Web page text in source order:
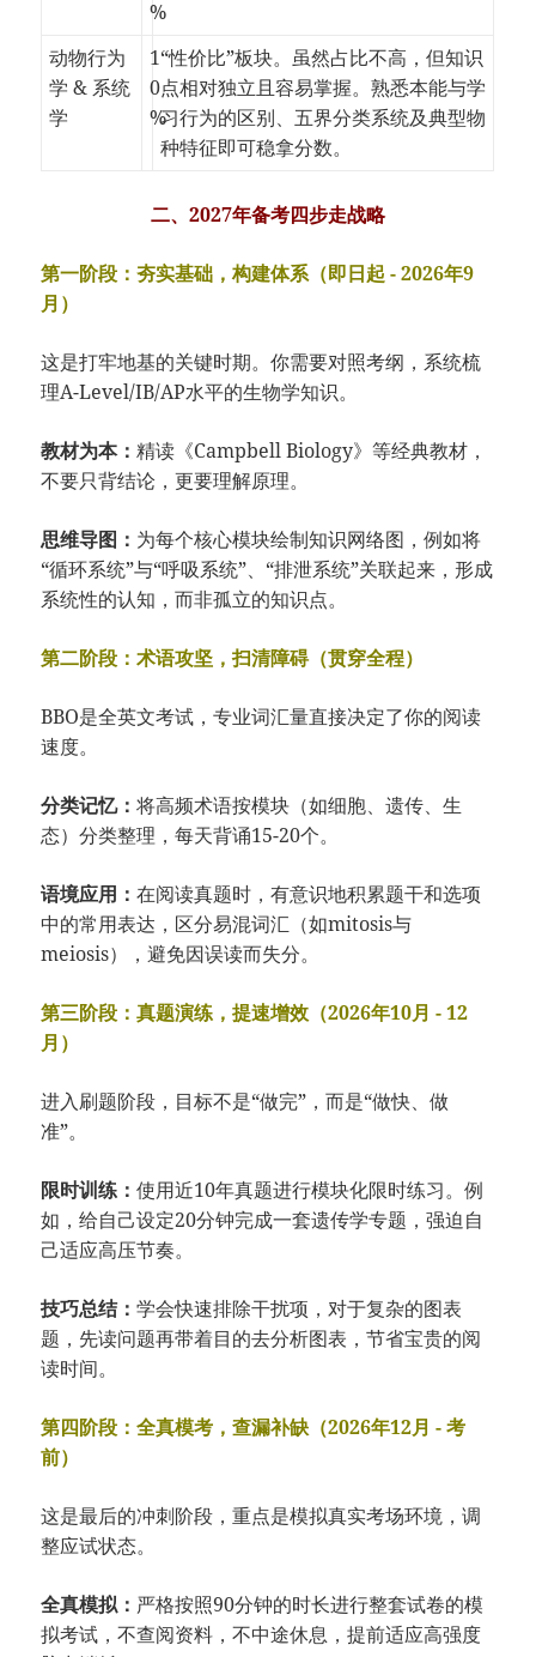
%
动物行为
学 & 系统
学
1
0
%
“性价比”板块。虽然占比不高，但知识
点相对独立且容易掌握。熟悉本能与学
习行为的区别、五界分类系统及典型物
种特征即可稳拿分数。
二、2027年备考四步走战略
第一阶段：夯实基础，构建体系（即日起 - 2026年9
月）
这是打牢地基的关键时期。你需要对照考纲，系统梳
理A-Level/IB/AP水平的生物学知识。
教材为本：精读《Campbell Biology》等经典教材，
不要只背结论，更要理解原理。
思维导图： 为每个核心模块绘制知识网络图，例如将
“循环系统”与“呼吸系统”、“排泄系统”关联起来，形成
系统性的认知，而非孤立的知识点。
第二阶段：术语攻坚，扫清障碍（贯穿全程）
BBO是全英文考试，专业词汇量直接决定了你的阅读
速度。
分类记忆：将高频术语按模块（如细胞、遗传、生
态）分类整理，每天背诵15-20个。
语境应用：在阅读真题时，有意识地积累题干和选项
中的常用表达，区分易混词汇（如mitosis与
meiosis），避免因误读而失分。
第三阶段：真题演练，提速增效（2026年10月 - 12
月）
进入刷题阶段，目标不是“做完”，而是“做快、做
准”。
限时训练：使用近10年真题进行模块化限时练习。例
如，给自己设定20分钟完成一套遗传学专题，强迫自
己适应高压节奏。
技巧总结：学会快速排除干扰项，对于复杂的图表
题，先读问题再带着目的去分析图表，节省宝贵的阅
读时间。
第四阶段：全真模考，查漏补缺（2026年12月 - 考
前）
这是最后的冲刺阶段，重点是模拟真实考场环境，调
整应试状态。
全真模拟： 严格按照90分钟的时长进行整套试卷的模
拟考试，不查阅资料，不中途休息，提前适应高强度